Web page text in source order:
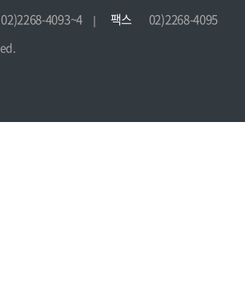
02)2268-4093~4 팩스 02)2268-4095